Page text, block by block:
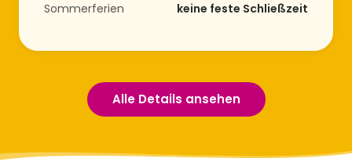
Sommerferien keine feste Schließzeit
Alle Details ansehen